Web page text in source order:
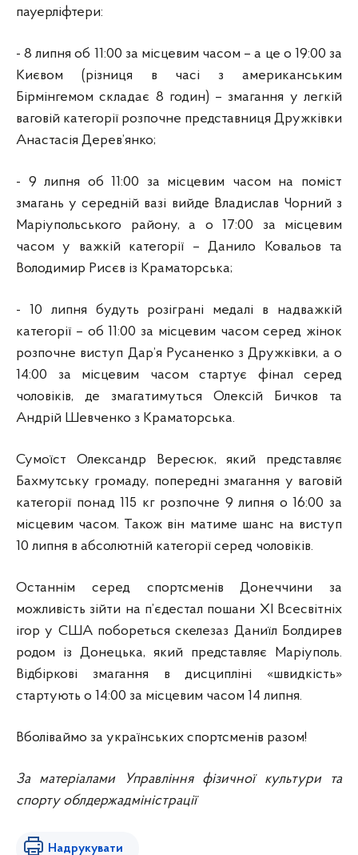
пауерліфтери:
- 8 липня об 11:00 за місцевим часом – а це о 19:00 за
Києвом (різниця в часі з американським
Бірмінгемом складає 8 годин) – змагання у легкій
ваговій категорії розпочне представниця Дружківки
Анастасія Дерев’янко;
- 9 липня об 11:00 за місцевим часом на поміст
змагань у середній вазі вийде Владислав Чорний з
Маріупольського району, а о 17:00 за місцевим
часом у важкій категорії – Данило Ковальов та
Володимир Рисєв із Краматорська;
- 10 липня будуть розіграні медалі в надважкій
категорії – об 11:00 за місцевим часом серед жінок
розпочне виступ Дар’я Русаненко з Дружківки, а о
14:00 за місцевим часом стартує фінал серед
чоловіків, де змагатимуться Олексій Бичков та
Андрій Шевченко з Краматорська.
Сумоїст Олександр Вересюк, який представляє
Бахмутську громаду, попередні змагання у ваговій
категорії понад 115 кг розпочне 9 липня о 16:00 за
місцевим часом. Також він матиме шанс на виступ
10 липня в абсолютній категорії серед чоловіків.
Останнім серед спортсменів Донеччини за
можливість зійти на п’єдестал пошани XI Всесвітніх
ігор у США побореться скелезаз Даниїл Болдирев
родом із Донецька, який представляє Маріуполь.
Відбіркові змагання в дисципліні «швидкість»
стартують о 14:00 за місцевим часом 14 липня.
Вболіваймо за українських спортсменів разом!
За матеріалами Управління фізичної культури та
спорту облдержадміністрації
Надрукувати